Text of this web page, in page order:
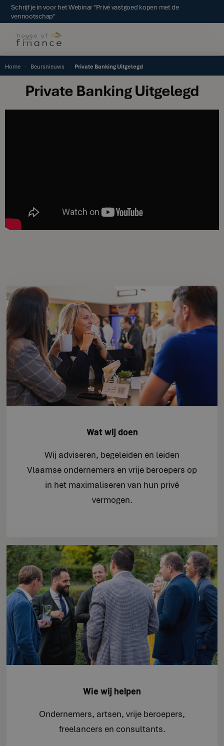
Schrijf je in voor het Webinar "Privé vastgoed kopen met de
vennootschap"
Home Beursnieuws Private Banking Uitgelegd
Private Banking Uitgelegd
Wat wij doen
Wij adviseren, begeleiden en leiden
Vlaamse ondernemers en vrije beroepers op
in het maximaliseren van hun privé
vermogen.
Wie wij helpen
Ondernemers, artsen, vrije beroepers,
freelancers en consultants.